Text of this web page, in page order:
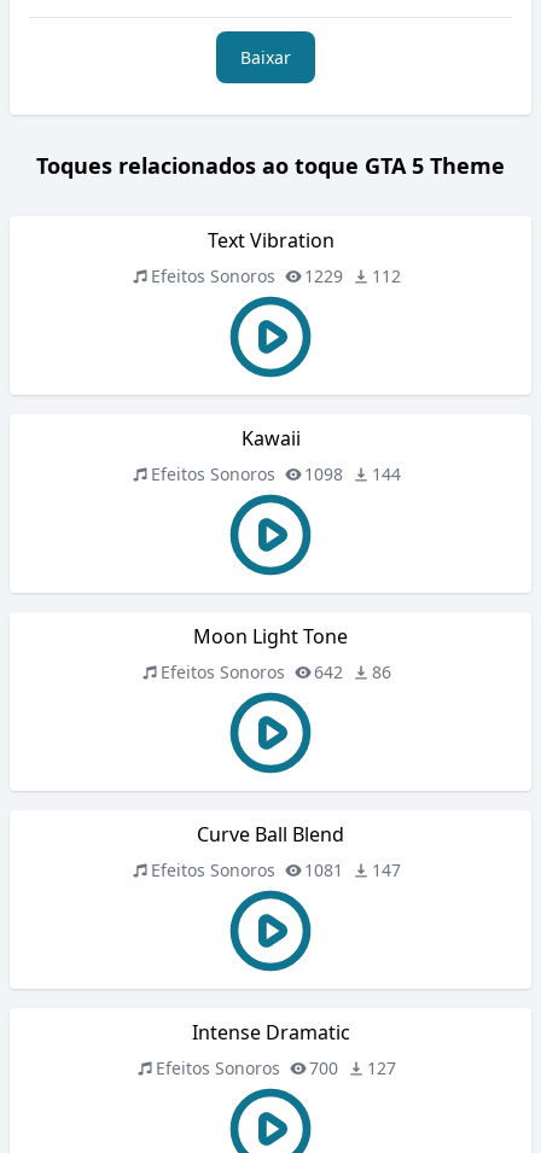
Baixar
Toques relacionados ao toque GTA 5 Theme
Text Vibration
Efeitos Sonoros 1229 112
Kawaii
Efeitos Sonoros 1098 144
Moon Light Tone
Efeitos Sonoros 642 86
Curve Ball Blend
Efeitos Sonoros 1081 147
Intense Dramatic
Efeitos Sonoros 700 127